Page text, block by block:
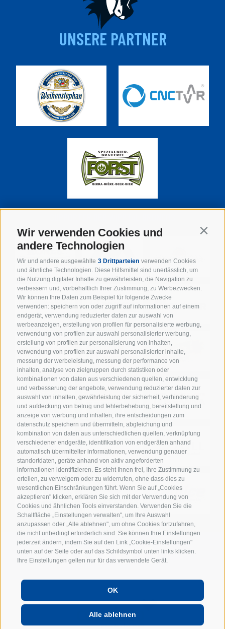
Wir verwenden Cookies und
andere Technologien
Wir und andere ausgewählte 3 Drittparteien verwenden Cookies
und ähnliche Technologien. Diese Hilfsmittel sind unerlässlich, um
die Nutzung digitaler Inhalte zu gewährleisten, die Navigation zu
verbessern und, vorbehaltlich Ihrer Zustimmung, zu Werbezwecken.
Wir können Ihre Daten zum Beispiel für folgende Zwecke
verwenden: speichern von oder zugriff auf informationen auf einem
endgerät, verwendung reduzierter daten zur auswahl von
werbeanzeigen, erstellung von profilen für personalisierte werbung,
verwendung von profilen zur auswahl personalisierter werbung,
erstellung von profilen zur personalisierung von inhalten,
verwendung von profilen zur auswahl personalisierter inhalte,
messung der werbeleistung, messung der performance von
inhalten, analyse von zielgruppen durch statistiken oder
kombinationen von daten aus verschiedenen quellen, entwicklung
und verbesserung der angebote, verwendung reduzierter daten zur
auswahl von inhalten, gewährleistung der sicherheit, verhinderung
und aufdeckung von betrug und fehlerbehebung, bereitstellung und
anzeige von werbung und inhalten, ihre entscheidungen zum
datenschutz speichern und übermitteln, abgleichung und
kombination von daten aus unterschiedlichen quellen, verknüpfung
verschiedener endgeräte, identifikation von endgeräten anhand
automatisch übermittelter informationen, verwendung genauer
standortdaten, geräte anhand von aktiv angeforderten
informationen identifizieren. Es steht Ihnen frei, Ihre Zustimmung zu
erteilen, zu verweigern oder zu widerrufen, ohne dass dies zu
wesentlichen Einschränkungen führt. Wenn Sie auf „Cookies
akzeptieren" klicken, erklären Sie sich mit der Verwendung von
Cookies und ähnlichen Tools einverstanden. Verwenden Sie die
Schaltfläche „Einstellungen verwalten", um Ihre Auswahl
anzupassen oder „Alle ablehnen", um ohne Cookies fortzufahren,
die nicht unbedingt erforderlich sind. Sie können Ihre Einstellungen
jederzeit ändern, indem Sie auf den Link „Cookie-Einstellungen"
unten auf der Seite oder auf das Schildsymbol unten links klicken.
Ihre Einstellungen gelten nur für das verwendete Gerät.
OK
Alle ablehnen
UNSERE PARTNER
POWERED BY